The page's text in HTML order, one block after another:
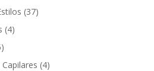
(37)
(4)
(4)